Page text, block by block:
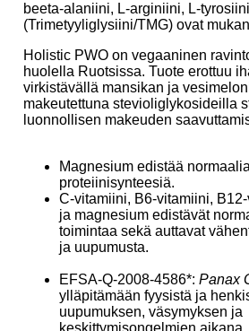
beeta-alaniini, L-arginiini, L-
(Trimetyyliglysiini/TMG) ovat
Holistic PWO on vegaaninen
huolella Ruotsissa. Tuote erottuu
virkistävällä mansikan ja
makeutettuna stevioliglykosideilla
luonnollisen makeuden
Magnesium edistää
proteiinisynteesiä.
C-vitamiini, B6-vitamiini,
ja magnesium edistävät
toimintaa sekä auttavat
ja uupumusta.
EFSA-Q-2008-4586*: Panax
ylläpitämään fyysistä ja
uupumuksen, väsymyksen ja
keskittymisongelmien aikana.